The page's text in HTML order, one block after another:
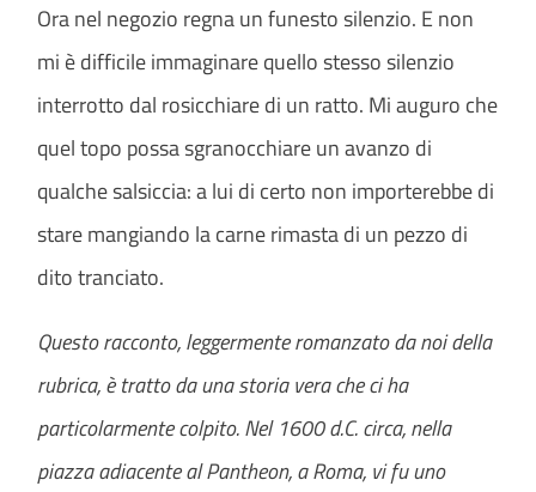
Ora nel negozio regna un funesto silenzio. E non
mi è difficile immaginare quello stesso silenzio
interrotto dal rosicchiare di un ratto. Mi auguro che
quel topo possa sgranocchiare un avanzo di
qualche salsiccia: a lui di certo non importerebbe di
stare mangiando la carne rimasta di un pezzo di
dito tranciato.
Questo racconto, leggermente romanzato da noi della
rubrica, è tratto da una storia vera che ci ha
particolarmente colpito. Nel 1600 d.C. circa, nella
piazza adiacente al Pantheon, a Roma, vi fu uno